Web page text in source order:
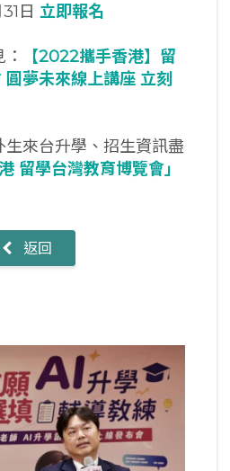
日 立即報名
【2022攜手香港】留
圓夢未來線上講座 立刻
來台升學、招生資訊盡
留學台灣教育博覽會」
返回